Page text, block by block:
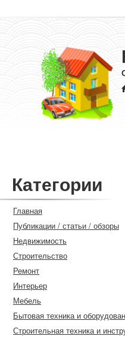
Категории
Главная
Публикации / статьи / обзоры
Недвижимость
Строительство
Ремонт
Интерьер
Мебель
Бытовая техника и
Строительная техника и